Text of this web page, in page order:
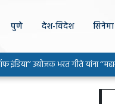
पुणे देश-विदेश सिनेमा
भरत गीते यांना ‘‘महाराष्ट्र